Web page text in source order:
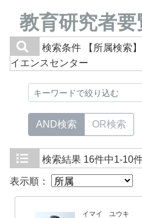
教育研究者要
検索条件
【所属検索
イエンスセンター
AND検索 OR検索
検索結果 16件中1-10
表示順：
イマイ ユウキ